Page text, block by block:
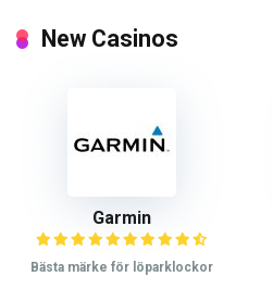
New Casinos
Garmin
Bästa märke för löparklockor